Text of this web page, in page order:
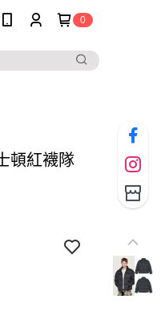
0
頓紅襪隊